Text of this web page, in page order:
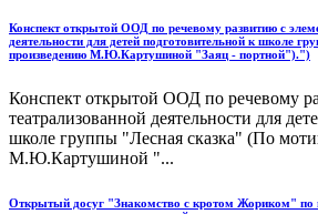
Конспект открытой ООД по речевому развитию с
деятельности для детей подготовительной к школе
произведению М.Ю.Картушиной "Заяц - портной").")
Конспект открытой ООД по речевому
театрализованной деятельности для
школе группы "Лесная сказка" (По
М.Ю.Картушиной "...
Открытый досуг "Знакомство с кротом Жориком" по